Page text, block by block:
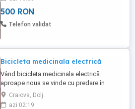
500 RON
Telefon validat
Bicicleta medicinala electrică
Vând bicicleta medicinala electrică
aproape noua se vinde cu predare în
Craiova exclus firme de transport telefon
Craiova, Dolj
azi 02:19